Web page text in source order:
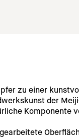
zu einer
der
Komponente